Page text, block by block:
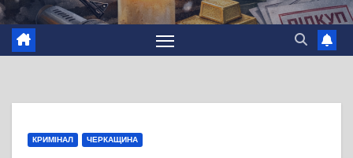
КРИМІНАЛ ЧЕРКАЩИНА